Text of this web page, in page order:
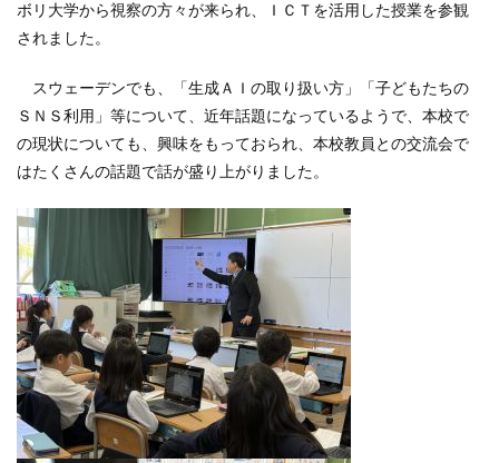
ボリ大学から視察の方々が来られ、ＩＣＴを活用した授業を参観
されました。
スウェーデンでも、「生成ＡＩの取り扱い方」「子どもたちの
ＳＮＳ利用」等について、近年話題になっているようで、本校で
の現状についても、興味をもっておられ、本校教員との交流会で
はたくさんの話題で話が盛り上がりました。